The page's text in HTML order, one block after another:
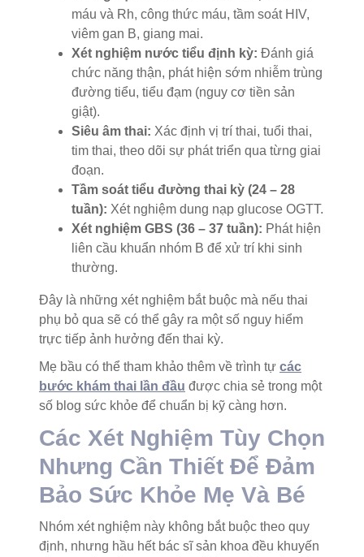
máu và Rh, công thức máu, tầm soát HIV,
viêm gan B, giang mai.
Xét nghiệm nước tiểu định kỳ: Đánh giá
chức năng thận, phát hiện sớm nhiễm trùng
đường tiểu, tiểu đạm (nguy cơ tiền sản
giật).
Siêu âm thai: Xác định vị trí thai, tuổi thai,
tim thai, theo dõi sự phát triển qua từng giai
đoạn.
Tầm soát tiểu đường thai kỳ (24 – 28
tuần): Xét nghiệm dung nạp glucose OGTT.
Xét nghiệm GBS (36 – 37 tuần): Phát hiện
liên cầu khuẩn nhóm B để xử trí khi sinh
thường.
Đây là những xét nghiệm bắt buộc mà nếu thai
phụ bỏ qua sẽ có thể gây ra một số nguy hiểm
trực tiếp ảnh hưởng đến thai kỳ.
Mẹ bầu có thể tham khảo thêm về trình tự các
bước khám thai lần đầu được chia sẻ trong một
số blog sức khỏe để chuẩn bị kỹ càng hơn.
Các Xét Nghiệm Tùy Chọn
Nhưng Cần Thiết Để Đảm
Bảo Sức Khỏe Mẹ Và Bé
Nhóm xét nghiệm này không bắt buộc theo quy
định, nhưng hầu hết bác sĩ sản khoa đều khuyến